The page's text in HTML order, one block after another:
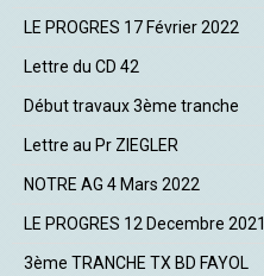
LE PROGRES 17 Février 2022
Lettre du CD 42
Début travaux 3ème tranche
Lettre au Pr ZIEGLER
NOTRE AG 4 Mars 2022
LE PROGRES 12 Decembre 2021
3ème TRANCHE TX BD FAYOL